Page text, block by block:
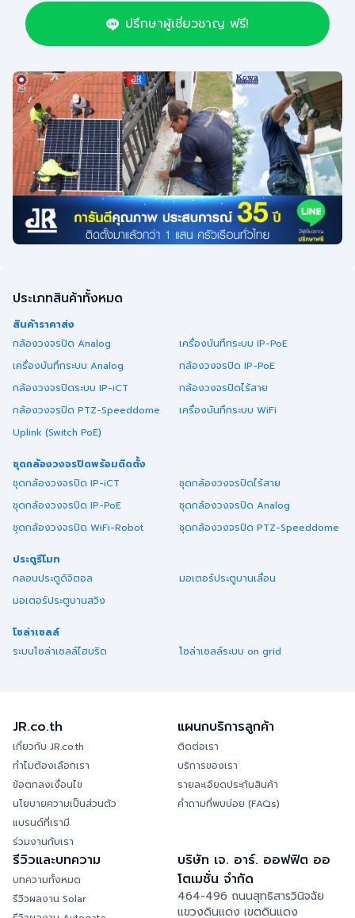
ปรึกษาผู้เชี่ยวชาญ ฟรี!
ประเภทสินค้าทั้งหมด
สินค้าราคาส่ง
กล้องวงจรปิด Analog
เครื่องบันทึกระบบ IP-PoE
เครื่องบันทึกระบบ Analog
กล้องวงจรปิด IP-PoE
กล้องวงจรปิดระบบ IP-iCT
กล้องวงจรปิดไร้สาย
กล้องวงจรปิด PTZ-Speeddome
เครื่องบันทึกระบบ WiFi
Uplink (Switch PoE)
ชุดกล้องวงจรปิดพร้อมติดตั้ง
ชุดกล้องวงจรปิด IP-iCT
ชุดกล้องวงจรปิดไร้สาย
ชุดกล้องวงจรปิด IP-PoE
ชุดกล้องวงจรปิด Analog
ชุดกล้องวงจรปิด WiFi-Robot
ชุดกล้องวงจรปิด PTZ-Speeddome
ประตูรีโมท
กลอนประตูดิจิตอล
มอเตอร์ประตูบานเลื่อน
มอเตอร์ประตูบานสวิง
โซล่าเซลล์
ระบบโซล่าเซลล์ไฮบริด
โซล่าเซลล์ระบบ on grid
JR.co.th
เกี่ยวกับ JR.co.th
ทำไมต้องเลือกเรา
ข้อตกลงเงื่อนไข
นโยบายความเป็นส่วนตัว
แบรนด์ที่เรามี
ร่วมงานกับเรา
แผนกบริการลูกค้า
ติดต่อเรา
บริการของเรา
รายละเอียดประกันสินค้า
คำถามที่พบบ่อย (FAQs)
รีวิวและบทความ
บทความทั้งหมด
รีวิวผลงาน Solar
บริษัท เจ. อาร์. ออฟฟิต ออ
โตเมชั่น จำกัด
464-496 ถนนสุทธิสารวินิจฉัย
แขวงดินแดง เขตดินแดง